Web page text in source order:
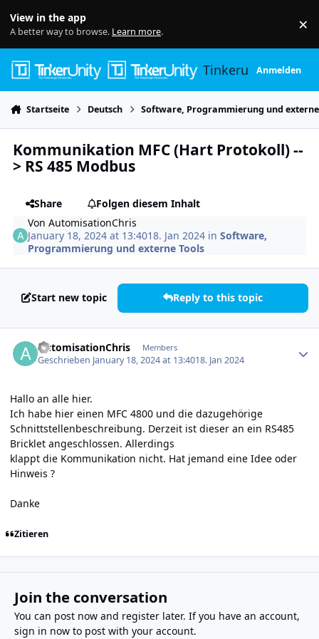
View in the app
A better way to browse. Learn more. ×
TinkerunityAnmelden
Startseite Deutsch Software, Programmierung und
Kommunikation MFC (Hart Protokoll) --
> RS 485 Modbus
Share
Folgen diesem Inhalt
VonAutomisationChris
January 18, 2024 at 13:4018. Jan 2024 inSoftware,
Programmierung und externe Tools
Start new topic Reply to this topic
AutomisationChris Members
Geschrieben January 18, 2024 at 13:4018. Jan 2024
Hallo an alle hier.
Ich habe hier einen MFC 4800 und die dazugehörige
Schnittstellenbeschreibung. Derzeit ist dieser an ein RS485
Bricklet angeschlossen. Allerdings
klappt die Kommunikation nicht. Hat jemand eine Idee oder
Hinweis ?
Danke
Zitieren
Join the conversation
You can post now and register later. If you have an account,
sign in nowto post with your account.